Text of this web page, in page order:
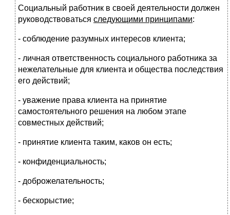
Социальный работник в своей деятельности должен
руководствоваться следующими принципами:
- соблюдение разумных интересов клиента;
- личная ответственность социального работника за
неже­лательные для клиента и общества последствия
его действий;
- уважение права клиента на принятие
самостоятельного решения на любом этапе
совместных действий;
- принятие клиента таким, каков он есть;
- конфиденциальность;
- доброжелательность;
- бескорыстие;